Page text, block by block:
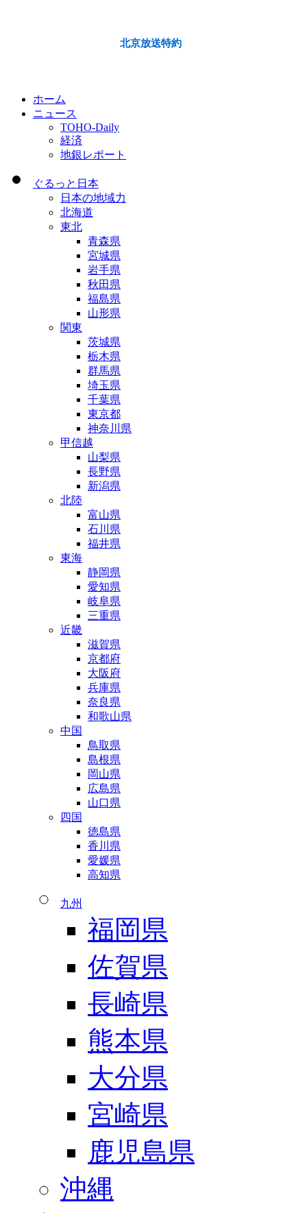
北京放送特約
ホーム
ニュース
TOHO-Daily
経済
地銀レポート
ぐるっと日本
日本の地域力
北海道
東北
青森県
宮城県
岩手県
秋田県
福島県
山形県
関東
茨城県
栃木県
群馬県
埼玉県
千葉県
東京都
神奈川県
甲信越
山梨県
長野県
新潟県
北陸
富山県
石川県
福井県
東海
静岡県
愛知県
岐阜県
三重県
近畿
滋賀県
京都府
大阪府
兵庫県
奈良県
和歌山県
中国
鳥取県
島根県
岡山県
広島県
山口県
四国
徳島県
香川県
愛媛県
高知県
九州
福岡県
佐賀県
長崎県
熊本県
大分県
宮崎県
鹿児島県
沖縄